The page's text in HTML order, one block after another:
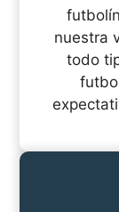
nuestra
todo